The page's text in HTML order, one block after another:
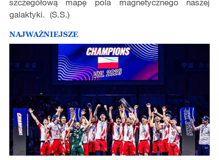
szczegółową mapę pola magnetycznego naszej
galaktyki. (S.S.)
NAJWAŻNIEJSZE